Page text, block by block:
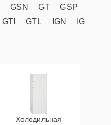
GSN GT
GSP
GTI GTL IGN
IG
Холодильная